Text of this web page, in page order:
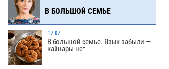
11:58
В Астрахани подросток угнал
мотоцикл и похитил чужие мобильник
с банковскими картами
07.08 393
11:20
Астраханцев ждут на парковом газоне
с призами и эрмитажными котами
В БОЛЬШОЙ СЕМЬЕ
17.07
В большой семье. Язык забыли —
кайнары нет